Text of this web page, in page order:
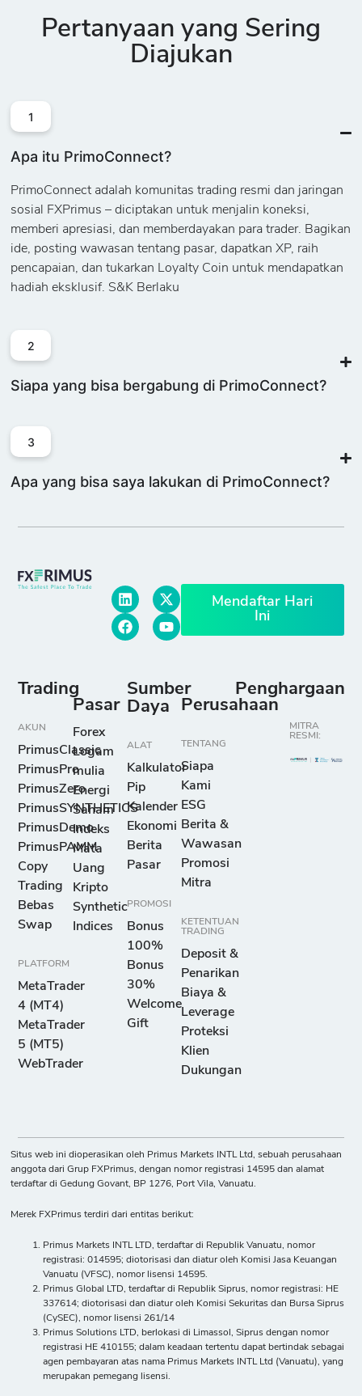
Pertanyaan yang Sering
Diajukan
1
Apa itu PrimoConnect?
PrimoConnect adalah komunitas trading resmi dan jaringan
sosial FXPrimus – diciptakan untuk menjalin koneksi,
memberi apresiasi, dan memberdayakan para trader. Bagikan
ide, posting wawasan tentang pasar, dapatkan XP, raih
pencapaian, dan tukarkan Loyalty Coin untuk mendapatkan
hadiah eksklusif. S&K Berlaku
2
Siapa yang bisa bergabung di PrimoConnect?
3
Apa yang bisa saya lakukan di PrimoConnect?
Mendaftar Hari
Ini
Trading
AKUN
PrimusClassic
PrimusPro
PrimusZero
PrimusSYNTHETICS
PrimusDemo
PrimusPAMM
Copy
Trading
Bebas
Swap
PLATFORM
MetaTrader
4 (MT4)
MetaTrader
5 (MT5)
WebTrader
Pasar
Forex
Logam
mulia
Energi
Saham
Indeks
Mata
Uang
Kripto
Synthetic
Indices
Sumber
Daya
ALAT
Kalkulator
Pip
Kalender
Ekonomi
Berita
Pasar
PROMOSI
Bonus
100%
Bonus
30%
Welcome
Gift
Perusahaan
TENTANG
Siapa
Kami
ESG
Berita &
Wawasan
Promosi
Mitra
KETENTUAN
TRADING
Deposit &
Penarikan
Biaya &
Leverage
Proteksi
Klien
Dukungan
Penghargaan
MITRA
RESMI:
Situs web ini dioperasikan oleh Primus Markets INTL Ltd, sebuah perusahaan
anggota dari Grup FXPrimus, dengan nomor registrasi 14595 dan alamat
terdaftar di Gedung Govant, BP 1276, Port Vila, Vanuatu.
Merek FXPrimus terdiri dari entitas berikut:
Primus Markets INTL LTD, terdaftar di Republik Vanuatu, nomor
registrasi: 014595; diotorisasi dan diatur oleh Komisi Jasa Keuangan
Vanuatu (VFSC), nomor lisensi 14595.
Primus Global LTD, terdaftar di Republik Siprus, nomor registrasi: HE
337614; diotorisasi dan diatur oleh Komisi Sekuritas dan Bursa Siprus
(CySEC), nomor lisensi 261/14
Primus Solutions LTD, berlokasi di Limassol, Siprus dengan nomor
registrasi HE 410155; dalam keadaan tertentu dapat bertindak sebagai
agen pembayaran atas nama Primus Markets INTL Ltd (Vanuatu), yang
merupakan pemegang lisensi.